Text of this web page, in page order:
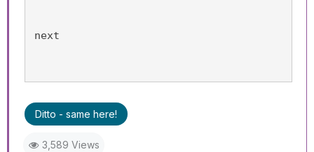
next
Ditto - same here!
3,589 Views